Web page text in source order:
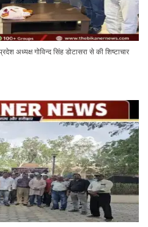
अध्यक्ष गोविन्द सिंह डोटासरा से की शिष्टाचार